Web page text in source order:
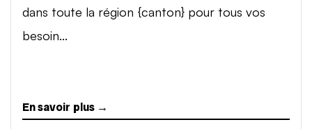
dans toute la région {canton} pour tous vos
besoin...
En savoir plus →